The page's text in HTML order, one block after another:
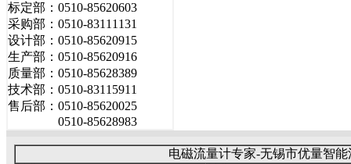
标定部：0510-85620603
采购部：0510-83111131
设计部：0510-85620915
生产部：0510-85620916
质量部：0510-85628389
技术部：0510-83115911
售后部：0510-85620025
0510-85628983
电磁流量计专家-无锡市优量智